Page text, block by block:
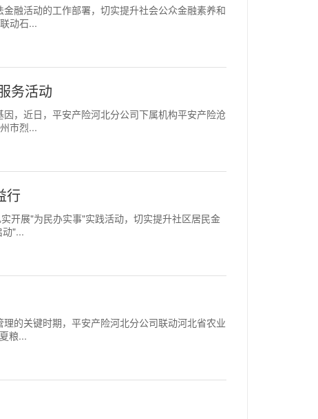
融活动的工作部署，切实提升社会公众金融素养和
动石...
务活动
，近日，平安产险河北分公司下属机构平安产险沧
市烈...
行
开展"为民办实事"实践活动，切实提升社区居民金
"...
的关键时期，平安产险河北分公司联动河北省农业
粮...